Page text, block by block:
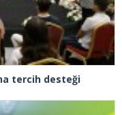
tercih desteği